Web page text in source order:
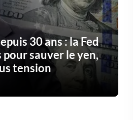
30 ans : la Fed
pour sauver le yen,
tension